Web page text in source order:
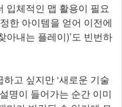
입체적인 맵 활용이 필요
한 아이템을 얻어 이전에
아내는 플레이)’도 빈번하
고 싶지만 ‘새로운 기술
명이 들어가는 순간 이미